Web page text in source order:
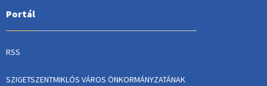
Portál
RSS
SZIGETSZENTMIKLÓS VÁROS ÖNKORMÁNYZATÁNAK